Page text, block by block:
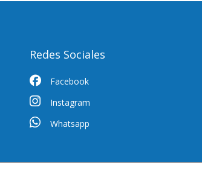
Redes Sociales
Facebook
Instagram
Whatsapp